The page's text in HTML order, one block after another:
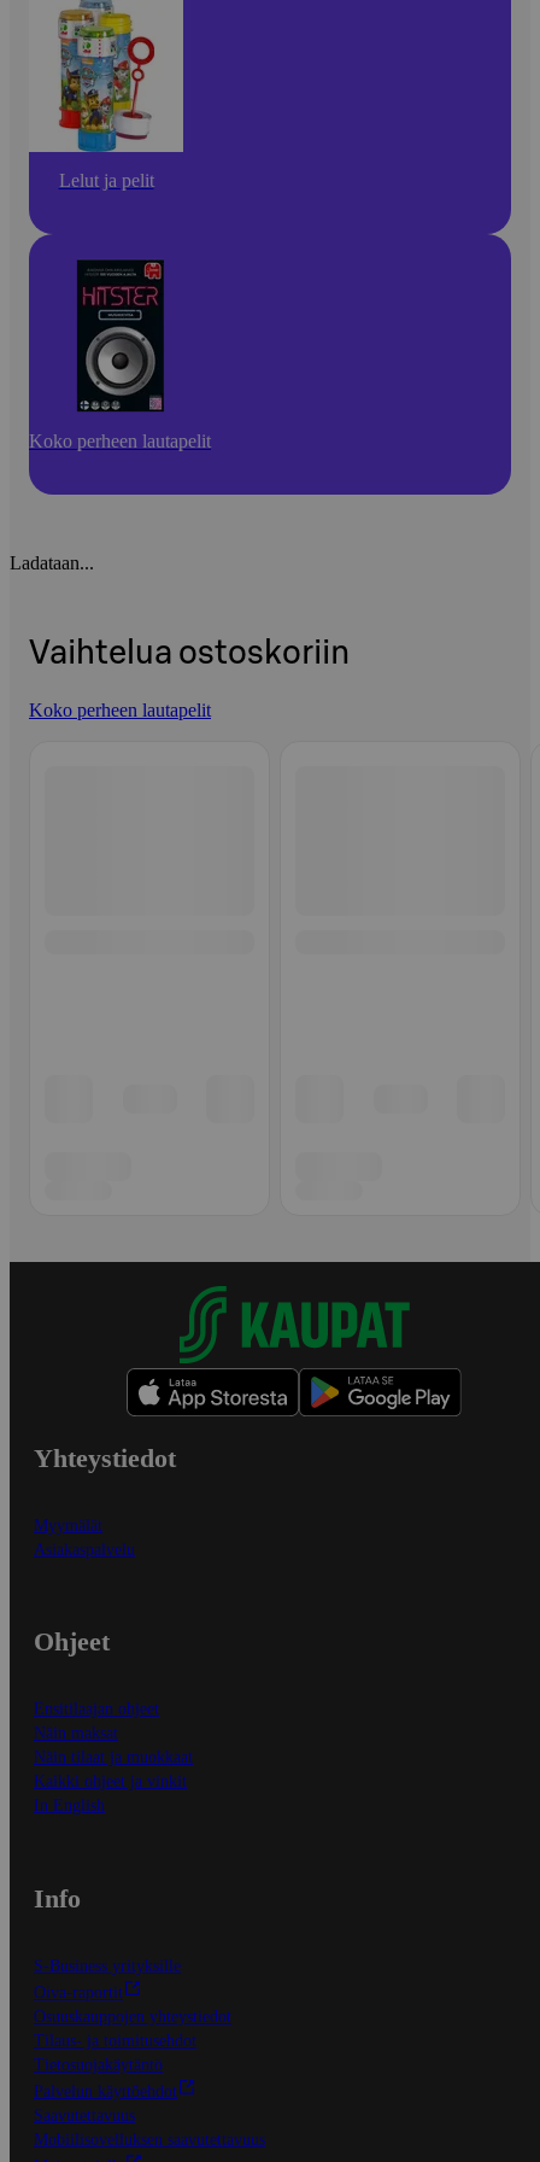
Lelut ja pelit
Koko perheen lautapelit
Ladataan...
Vaihtelua ostoskoriin
Koko perheen lautapelit
Yhteystiedot
Myymälät
Asiakaspalvelu
Ohjeet
Ensitilaajan ohjeet
Näin maksat
Näin tilaat ja muokkaat
Kaikki ohjeet ja vinkit
In English
Info
S-Business yrityksille
Oiva-raportit
Osuuskauppojen yhteystiedot
Tilaus- ja toimitusehdot
Tietosuojakäytäntö
Palvelun käyttöehdot
Saavutettavuus
Mobiilisovelluksen saavutettavuus